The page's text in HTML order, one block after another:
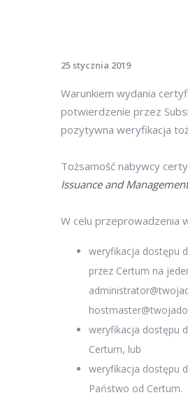
25 stycznia 2019
Warunkiem wydania
potwierdzenie przez
pozytywna weryfikacja
Tożsamość nabywcy
Issuance and
W celu przeprowadzenia
weryfikacja dostępu
przez Certum na
weryfikacja dostępu
Certum, lub
weryfikacja dostępu
Państwo od Certum.